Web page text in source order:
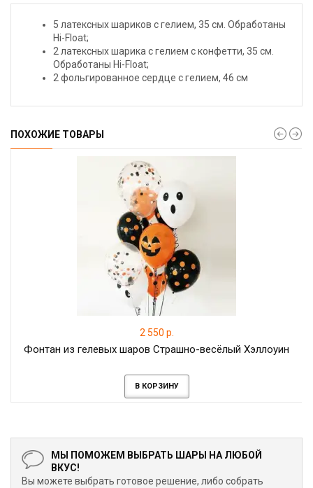
5 латексных шариков с гелием, 35 см. Обработаны
Hi-Float;
2 латексных шарика с гелием с конфетти, 35 см.
Обработаны Hi-Float;
2 фольгированное сердце с гелием, 46 см
ПОХОЖИЕ ТОВАРЫ
2 550 р.
Фонтан из гелевых шаров Страшно-весёлый Хэллоуин
В КОРЗИНУ
МЫ ПОМОЖЕМ ВЫБРАТЬ ШАРЫ НА ЛЮБОЙ
ВКУС!
Вы можете выбрать готовое решение, либо собрать